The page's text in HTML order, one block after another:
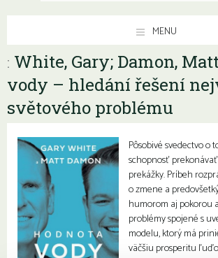
MENU
: White, Gary; Damon,
vody – hledání řešení
světového problému
Pôsobivé svedectvo o
schopnosť
prekážky. Príbeh
o zmene a
humorom aj pokorou
problémy spojené s
modelu, ktorý má
väčšiu prosperitu